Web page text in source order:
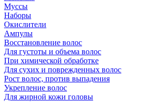
Муссы
Наборы
Окислители
Ампулы
Восстановление волос
Для густоты и объема волос
При химической обработке
Для сухих и поврежденных волос
Рост волос, против выпадения
Укрепление волос
Для жирной кожи головы